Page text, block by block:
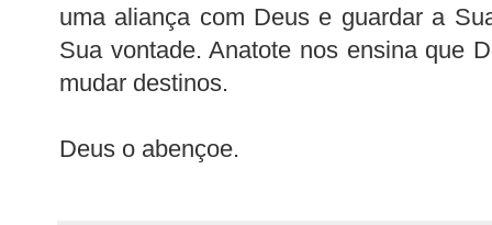
uma aliança com Deus e guardar a
Sua vontade. Anatote nos ensina que
mudar destinos.
Deus o abençoe.